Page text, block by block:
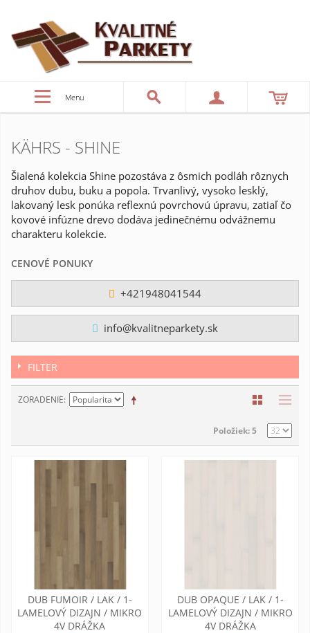
Menu
KÄHRS - SHINE
Šialená kolekcia Shine pozostáva z ôsmich podláh rôznych
druhov dubu, buku a popola. Trvanlivý, vysoko lesklý,
lakovaný lesk ponúka reflexnú povrchovú úpravu, zatiaľ čo
kovové infúzne drevo dodáva jedinečnému odvážnemu
charakteru kolekcie.
CENOVÉ PONUKY
+421948041544
info@kvalitneparkety.sk
FILTER
ZORADENIE
Položiek: 5
DUB FUMOIR / LAK / 1-
LAMELOVÝ DIZAJN / MIKRO
4V DRÁŽKA
DUB OPAQUE / LAK / 1-
LAMELOVÝ DIZAJN / MIKRO
4V DRÁŽKA